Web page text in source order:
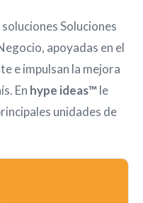
Soluciones
apoyadas en el
e impulsan la mejora
En hype ideas™le
unidades de